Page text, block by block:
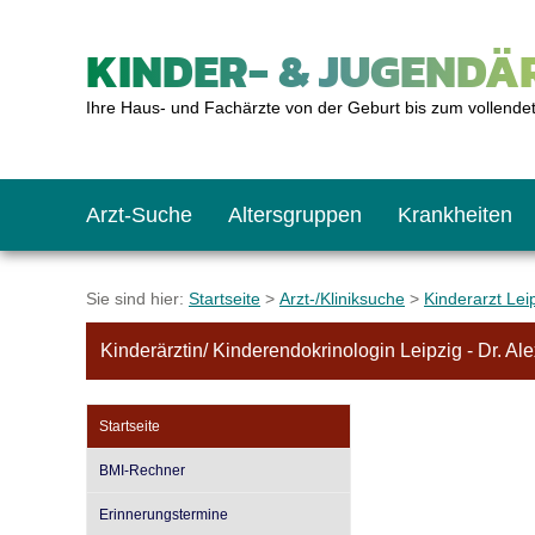
KINDER- &
Ihre Haus- und Fachärzte von der Geburt bis zum
Arzt-Suche Altersgruppen
Das erste Jahr
Krankheiten
Baby: U1 bis U6
Impfkalender
Notrufnummern
Notdienste
BMI-Rechner
Sie sind hier: Startseite > Arzt-/Kliniksuche > Kinderarzt
Kinderärztin/ Kinderendokrinologin Leipzig - Dr.
Startseite
BMI-Rechner
Erinnerungstermine